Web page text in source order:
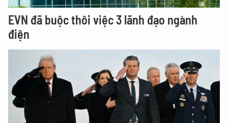
EVN đã buộc thôi việc 3 lãnh đạo ngành
điện